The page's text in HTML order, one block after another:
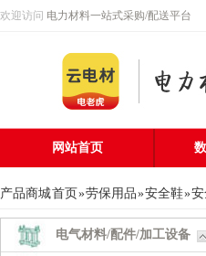
欢迎访问 电力材料一站式采购/配送平台
网站首页
产品商城首页»劳保用品»安全鞋»
电气材料/配件/加工设备